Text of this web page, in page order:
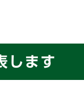
します